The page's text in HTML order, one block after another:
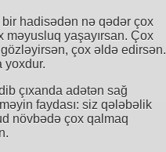
hadisədən nə qədər çox
yaşayırsan. Çox
çox əldə edirsən.
yoxdur.
çıxanda adətən sağ
faydası: siz qələbəlik
növbədə çox qalmaq